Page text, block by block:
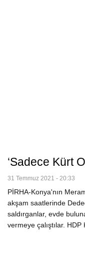
‘Sadece Kürt
31 Temmuz 2021 - 20:33
PİRHA-Konya'nın
akşam saatlerinde
saldırganlar, evde
vermeye çalıştılar. HDP